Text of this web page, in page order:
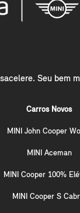
Seu bem
Carros Novos
MINI John Cooper
MINI Aceman
MINI Cooper 100%
MINI Cooper S